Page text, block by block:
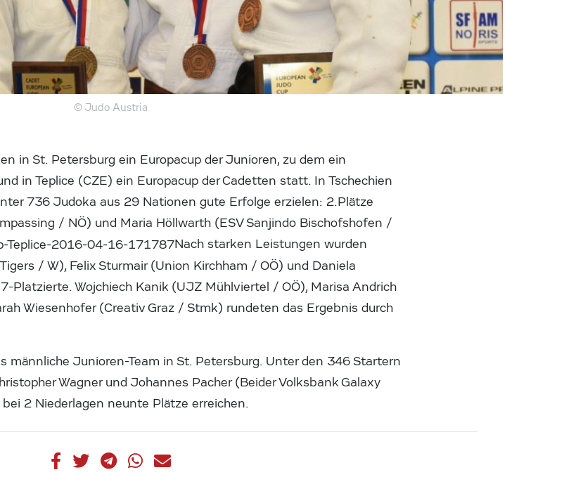
© Judo Austria
in St. Petersburg ein Europacup der Junioren, zu dem ein
in Teplice (CZE) ein Europacup der Cadetten statt. In Tschechien
736 Judoka aus 29 Nationen gute Erfolge erzielen: 2.Plätze
/ NÖ) und Maria Höllwarth (ESV Sanjindo Bischofshofen /
Nach starken Leistungen wurden
/ W), Felix Sturmair (Union Kirchham / OÖ) und Daniela
Platzierte. Wojchiech Kanik (UJZ Mühlviertel / OÖ), Marisa Andrich
Wiesenhofer (Creativ Graz / Stmk) rundeten das Ergebnis durch
männliche Junioren-Team in St. Petersburg. Unter den 346 Startern
Wagner und Johannes Pacher (Beider Volksbank Galaxy
2 Niederlagen neunte Plätze erreichen.